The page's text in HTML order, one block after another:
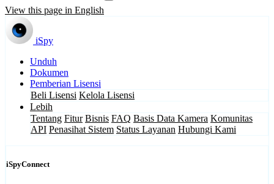
View this page in English
iSpy
Unduh
Dokumen
Pemberian Lisensi
Beli Lisensi Kelola Lisensi
Lebih
Tentang Fitur Bisnis FAQ Basis Data Kamera Komunitas
API Penasihat Sistem Status Layanan Hubungi Kami
iSpyConnect